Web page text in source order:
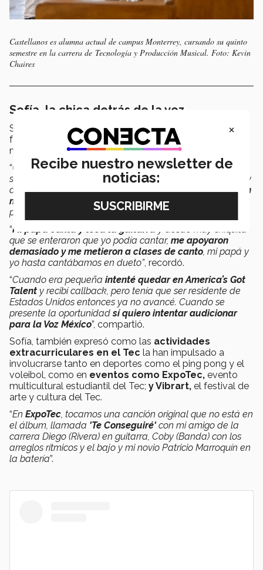
Castellanos es alumna actual de campus Monterrey, cursando su quinto
semestre en la carrera de Tecnología y Producción Musical. Foto: Kevin
Chaires
Sofía, la chica detrás de la voz
Sofía creció enNuevo León con una familia “inusual”,
formada por
su padre, su madre y 9 hermanos
mayores y 4 menores.
“Conozco varias familias numerosas y pocas familias así
son unidas y funcionales, en eso, siento que la mía es muy
diferente.Todos somos muy unidos, hay mucho amor en
mi familia.
Amé mi infancia, soy muy cercana a mis
papás y a mis hermanos”, cuenta la cantante.
“Mi papá canta y toca la guitarra
y desde muy chiquita
que se enteraron que yo podía cantar, me apoyaron
demasiado y me metieron a clases de canto , mi papá y
yo hasta cantábamos en dueto”, recordó.
“Cuando era pequeña intenté quedar en America’s Got
Talent y recibí callback, pero tenía que ser residente de
Estados Unidos entonces ya no avancé. Cuando se
presente la oportunidadsí quiero intentar audicionar
para la Voz México”, compartió.
Sofía, también expresó como las actividades
extracurriculares en el Tec la han impulsado a
involucrarse tanto en deportes como el ping pong y el
voleibol, como en eventos como ExpoTec, evento
multicultural estudiantil del Tec; y Vibrart, el festival de
arte y cultura del Tec.
“En ExpoTec , tocamos una canción original que no está en
el álbum, llamada 'Te Conseguiré' con mi amigo de la
carrera Diego (Rivera) en guitarra, Coby (Banda) con los
arreglos rítmicos y el bajo y mi novio Patricio Marroquín en
la batería”.
×
Recibe nuestro newsletter de
noticias: